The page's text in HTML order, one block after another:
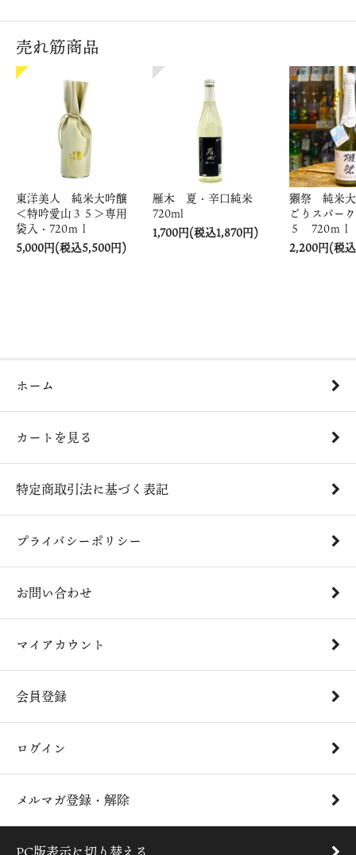
売れ筋商品
東洋美人 純米大吟醸
＜特吟愛山３５＞専用
袋入・720ｍｌ
5,000円(税込5,500円)
雁木 夏・辛口純米
720ml
1,700円(税込1,870円)
獺祭 純米
ごりスパー
５ 720ｍｌ
2,200円(税
ホーム
カートを見る
特定商取引法に基づく表記
プライバシーポリシー
お問い合わせ
マイアカウント
会員登録
ログイン
メルマガ登録・解除